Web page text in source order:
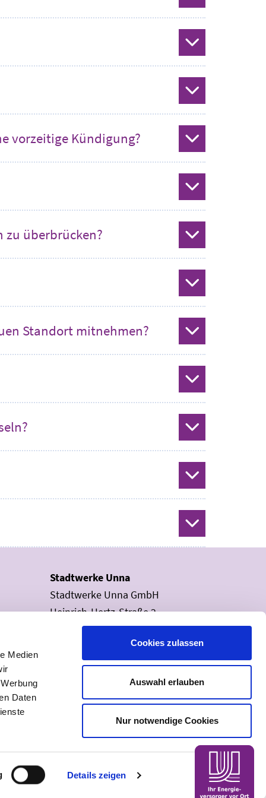
Medien
Daten
Details zeigen
Cookies zulassen
Auswahl erlauben
Nur notwendige Cookies
vorzeitige Kündigung?
zu überbrücken?
Standort mitnehmen?
Stadtwerke Unna
Stadtwerke Unna GmbH
Heinrich-Hertz-Straße 2
59423 Unna
Störmeldung